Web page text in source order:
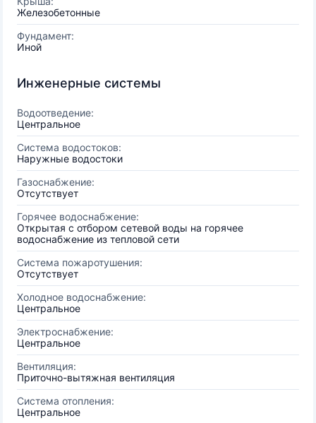
Железобетонные
Фундамент:
Иной
Инженерные системы
Водоотведение:
Центральное
Система водостоков:
Наружные водостоки
Газоснабжение:
Отсутствует
Горячее водоснабжение:
Открытая с отбором сетевой воды на горячее
водоснабжение из тепловой сети
Система пожаротушения:
Отсутствует
Холодное водоснабжение:
Центральное
Электроснабжение:
Центральное
Вентиляция:
Приточно-вытяжная вентиляция
Система отопления:
Центральное